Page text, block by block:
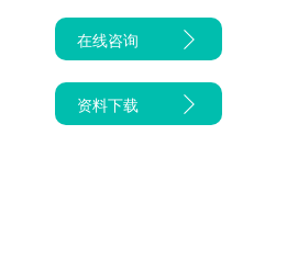
在线咨询
资料下载